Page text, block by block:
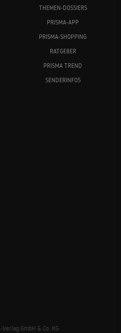
THEMEN-DOSSIERS
PRISMA-APP
PRISMA-SHOPPING
RATGEBER
PRISMA TREND
SENDERINFOS
GmbH & Co. KG